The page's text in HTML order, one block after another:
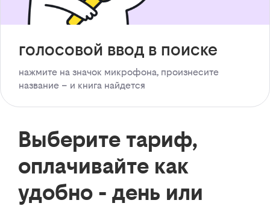
голосовой ввод в поиске
нажмите на значок микрофона, произнесите
название – и книга найдется
Выберите тариф,
оплачивайте как
удобно - день или